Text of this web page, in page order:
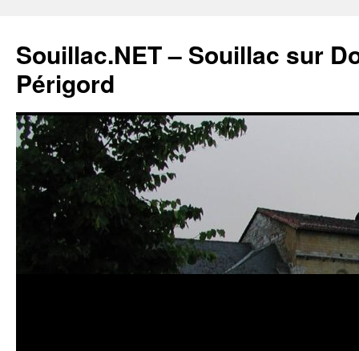
Souillac.NET – Souillac sur
Périgord